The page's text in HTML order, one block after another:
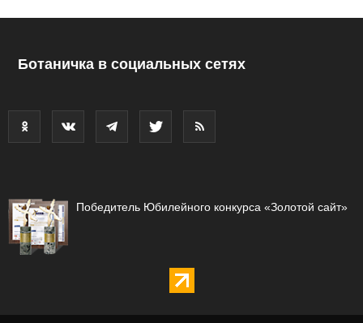
Ботаничка в социальных сетях
Победитель Юбилейного конкурса «Золотой сайт»